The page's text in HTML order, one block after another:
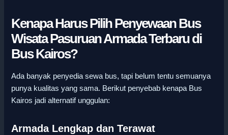
Kenapa Harus Pilih Penyewaan Bus
Wisata Pasuruan Armada Terbaru di
Bus Kairos?
Ada banyak penyedia sewa bus, tapi belum tentu semuanya
punya kualitas yang sama. Berikut penyebab kenapa Bus
Kairos jadi alternatif unggulan:
Armada Lengkap dan Terawat